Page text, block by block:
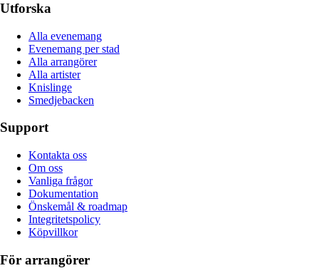
Utforska
Alla evenemang
Evenemang per stad
Alla arrangörer
Alla artister
Knislinge
Smedjebacken
Support
Kontakta oss
Om oss
Vanliga frågor
Dokumentation
Önskemål & roadmap
Integritetspolicy
Köpvillkor
För arrangörer